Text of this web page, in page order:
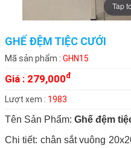
Tap
GHẾ ĐỆM TIỆC CƯỚI
Mã sản phẩm : GHN15
Giá : 279,000đ
Lượt xem : 1983
Tên Sản Phẩm: Ghế đệm
Chi tiết: chân sắt vuông